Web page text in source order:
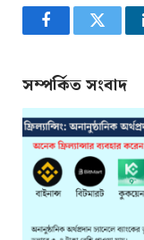
FacebookTwitter
সম্পর্কিত সংবাদ